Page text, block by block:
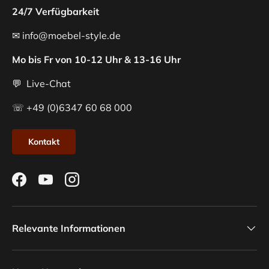
24/7 Verfügbarkeit
✉ info@moebel-style.de
Mo bis Fr von 10-12 Uhr & 13-16 Uhr
💬 Live-Chat
☏ +49 (0)6347 60 68 000
Kontakt
FacebookYouTubeInstagram
Relevante Informationen